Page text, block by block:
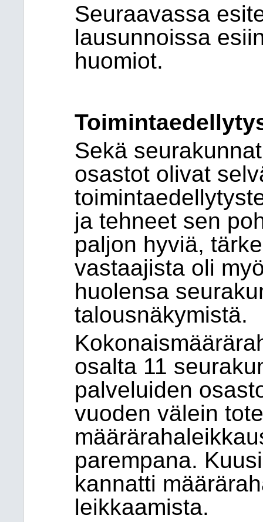
Seuraavassa
lausunnoissa
huomiot.
Sekä
osastot olivat
ja tehneet sen
paljon hyviä,
vastaajista oli
huolensa
talousnäkymistä.
osalta 11
palveluiden
vuoden välein
parempana.
kannatti
leikkaamista.